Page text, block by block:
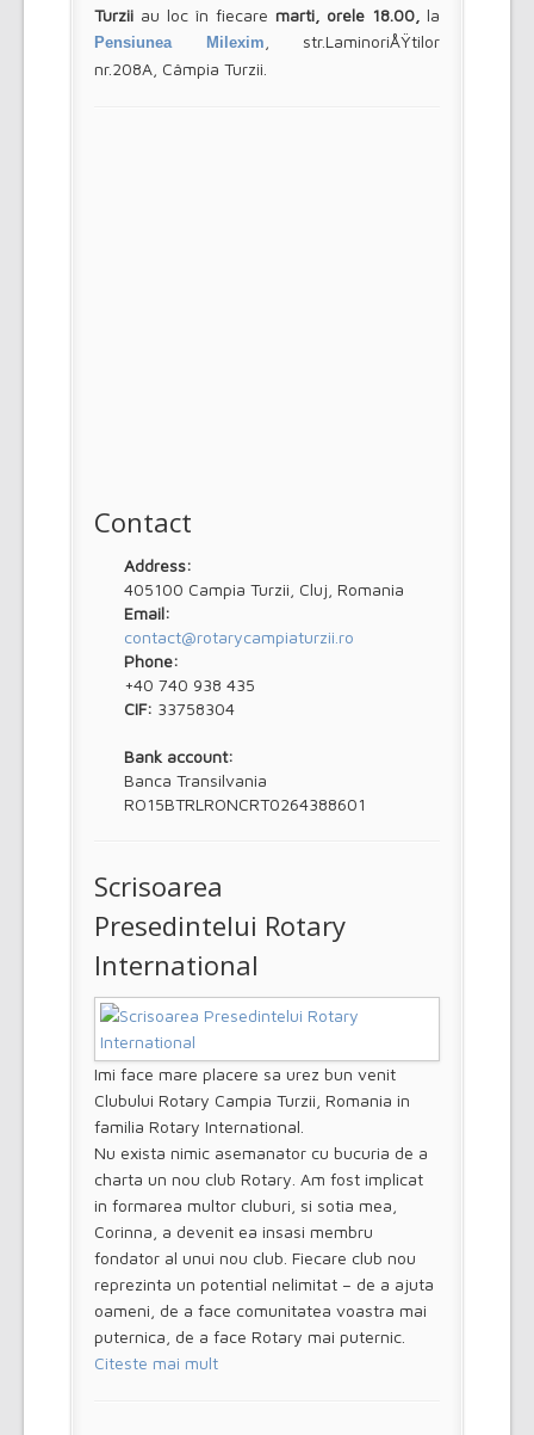
Turzii au loc în fiecare marti, orele 18.00, la
Pensiunea Milexim , str.LaminoriÅŸtilor
nr.208A, Câmpia Turzii.
Contact
Address:
405100 Campia Turzii, Cluj, Romania
Email:
contact@rotarycampiaturzii.ro
Phone:
+40 740 938 435
CIF: 33758304
Bank account:
Banca Transilvania
RO15BTRLRONCRT0264388601
Scrisoarea
Presedintelui Rotary
International
Imi face mare placere sa urez bun venit
Clubului Rotary Campia Turzii, Romania in
familia Rotary International.
Nu exista nimic asemanator cu bucuria de a
charta un nou club Rotary. Am fost implicat
in formarea multor cluburi, si sotia mea,
Corinna, a devenit ea insasi membru
fondator al unui nou club. Fiecare club nou
reprezinta un potential nelimitat – de a ajuta
oameni, de a face comunitatea voastra mai
puternica, de a face Rotary mai puternic.
Citeste mai mult